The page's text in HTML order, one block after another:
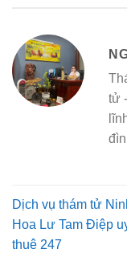
tử
Dịch vụ thám tử
Hoa Lư Tam Điệp
thuê 247